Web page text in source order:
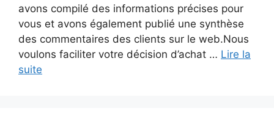
avons compilé des informations précises pour
vous et avons également publié une synthèse
des commentaires des clients sur le web.Nous
voulons faciliter votre décision d’achat … Lire la
suite